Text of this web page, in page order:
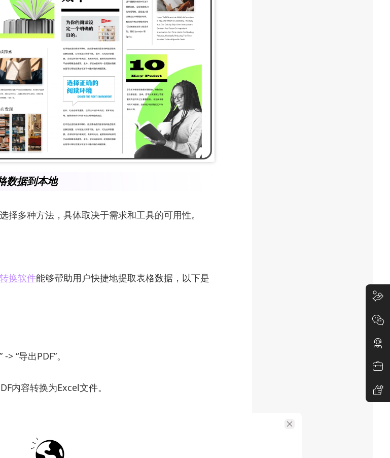
数据到本地
择多种方法，具体取决于需求和工具的可用性。
换软件能够帮助用户快捷地提取表格数据，以下是
“导出PDF”。
内容转换为Excel文件。